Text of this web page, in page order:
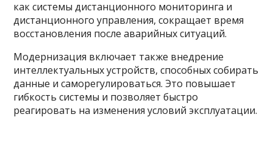
как системы дистанционного мониторинга и
дистанционного управления, сокращает время
восстановления после аварийных ситуаций.
Модернизация включает также внедрение
интеллектуальных устройств, способных собирать
данные и саморегулироваться. Это повышает
гибкость системы и позволяет быстро
реагировать на изменения условий эксплуатации.